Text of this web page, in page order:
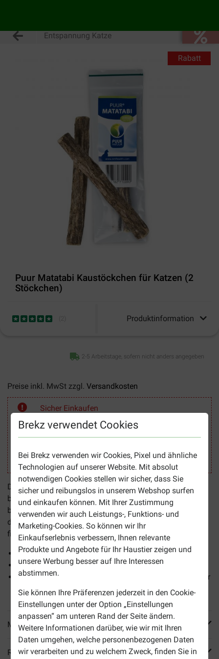
Brekz verwendet Cookies
Bei Brekz verwenden wir Cookies, Pixel und ähnliche
Technologien auf unserer Website. Mit absolut
notwendigen Cookies stellen wir sicher, dass Sie
sicher und reibungslos in unserem Webshop surfen
und einkaufen können. Mit Ihrer Zustimmung
verwenden wir auch Leistungs-, Funktions- und
Marketing-Cookies. So können wir Ihr
Einkaufserlebnis verbessern, Ihnen relevante
Produkte und Angebote für Ihr Haustier zeigen und
unsere Werbung besser auf Ihre Interessen
abstimmen.
Sie können Ihre Präferenzen jederzeit in den Cookie-
Einstellungen unter der Option „Einstellungen
anpassen“ am unteren Rand der Seite ändern.
Weitere Informationen darüber, wie wir mit Ihren
Daten umgehen, welche personenbezogenen Daten
wir verarbeiten und zu welchem Zweck, finden Sie in
Entspannung Katze
Rabatt
Puur Matatabi Kaustöckchen für Katzen (2
Stöckchen)
Produktinformation
2-5 Arbeitstage, sofern nicht anders angegeben
Preise inkl. MwSt zzgl. Versandkosten
Sicher Einkaufen
DiePuur Matatabi Kaustöckchen für Katzen haben eine
beruhigende Wirkung. Sie können Ihrer Katze das Produkt
bei Unruhe, Frustration oder Energielosigkeit geben. Durch
das Kauen wird ein Stoff freigesetzt, den Katzen lecker
finden und der eine entspannende Wirkung haben kann.
Zwei Kaustöckchen pro Packung
Gegen Frustration und Unruhe
Geeignet bei Umgebungsveränderungen wie Reisen oder
Umzug
Mehr Produktinfos
Reviews